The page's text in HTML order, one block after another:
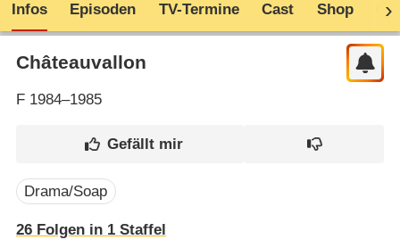
Infos Episoden TV-Termine Cast Shop
Châteauvallon
F1984–1985
Drama/Soap
26Folgen in 1Staffel